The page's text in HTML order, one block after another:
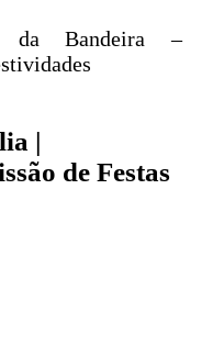
da Bandeira –
|
de Festas